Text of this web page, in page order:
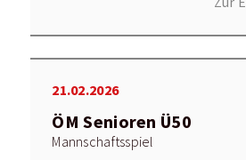
21.02.2026
ÖM Senioren Ü50
Mannschaftsspiel